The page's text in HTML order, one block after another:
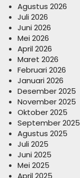
Agustus 2026
Juli 2026
Juni 2026
Mei 2026
April 2026
Maret 2026
Februari 2026
Januari 2026
Desember 2025
November 2025
Oktober 2025
September 2025
Agustus 2025
Juli 2025
Juni 2025
Mei 2025
April 2025